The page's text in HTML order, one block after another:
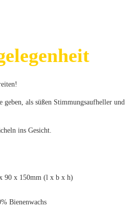
als süßen Stimmungsaufheller und
ins Gesicht.
90 x 150mm (l x b x h)
Bienenwachs